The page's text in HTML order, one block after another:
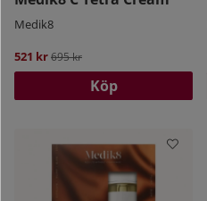
Medik8
521 krOrdinarie pris:
695 kr
Köp